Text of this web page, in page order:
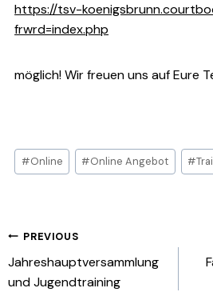
https://tsv-
frwrd=index.php
möglich! Wir freuen uns auf Eure
Post
Tags:
#Online #Online Angebot #
Beitragsnavigation
PREVIOUS
Jahreshauptversammlung
und Jugendtraining